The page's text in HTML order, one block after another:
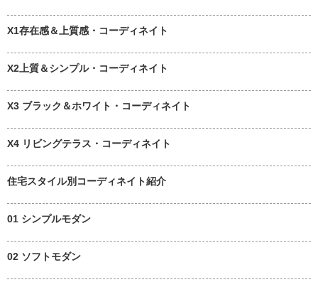
X1存在感＆上質感・コーディネイト
X2上質＆シンプル・コーディネイト
X3 ブラック＆ホワイト・コーディネイト
X4 リビングテラス・コーディネイト
住宅スタイル別コーディネイト紹介
01 シンプルモダン
02 ソフトモダン